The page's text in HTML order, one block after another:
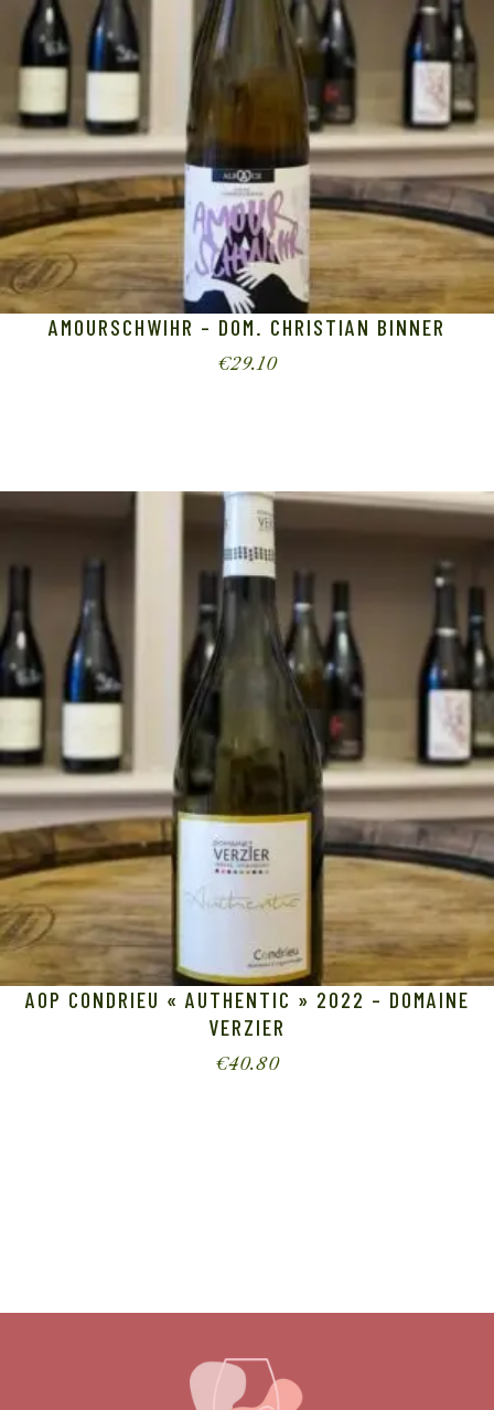
AMOURSCHWIHR – DOM. CHRISTIAN BINNER
€29.10
AOP CONDRIEU « AUTHENTIC » 2022 – DOMAINE
VERZIER
€40.80